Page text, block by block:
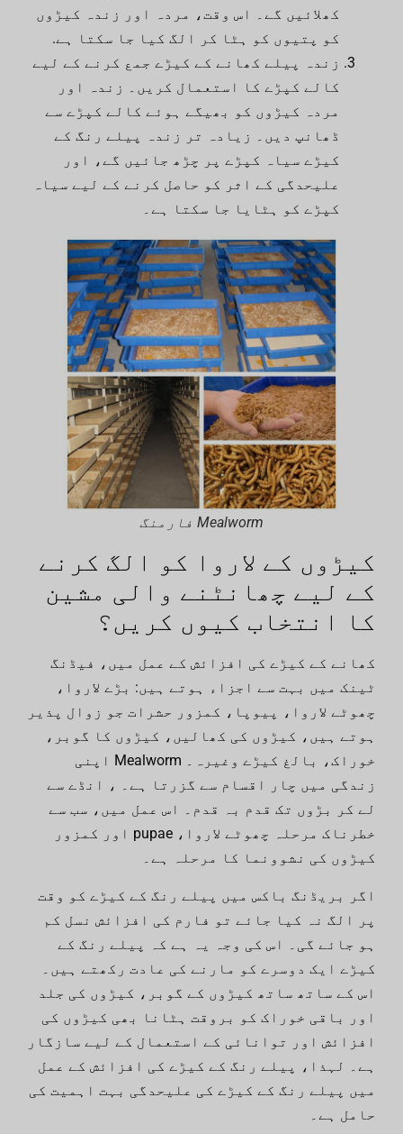
کھلائیں گے۔ اس وقت، مردہ اور زندہ کیڑوں
کو پتیوں کو ہٹا کر الگ کیا جا سکتا ہے.
زندہ پیلے کھانے کے کیڑے جمع کرنے کے لیے
کالے کپڑے کا استعمال کریں۔ زندہ اور
مردہ کیڑوں کو بھیگے ہوئے کالے کپڑے سے
ڈھانپ دیں۔ زیادہ تر زندہ پیلے رنگ کے
کیڑے سیاہ کپڑے پر چڑھ جائیں گے، اور
علیحدگی کے اثر کو حاصل کرنے کے لیے سیاہ
کپڑے کو ہٹایا جا سکتا ہے۔
Mealworm فارمنگ
کیڑوں کے لاروا کو الگ کرنے
کے لیے چھانٹنے والی مشین
کا انتخاب کیوں کریں؟
کھانے کے کیڑے کی افزائش کے عمل میں، فیڈنگ
ٹینک میں بہت سے اجزاء ہوتے ہیں: بڑے لاروا،
چھوٹے لاروا، پیوپا، کمزور حشرات جو زوال پذیر
ہوتے ہیں، کیڑوں کی کھالیں، کیڑوں کا گوبر،
خوراک، بالغ کیڑے وغیرہ۔ Mealworm اپنی
زندگی میں چار اقسام سے گزرتا ہے۔ ، انڈے سے
لے کر بڑوں تک قدم بہ قدم۔ اس عمل میں، سب سے
خطرناک مرحلہ چھوٹے لاروا، pupae اور کمزور
کیڑوں کی نشوونما کا مرحلہ ہے۔
اگر بریڈنگ باکس میں پیلے رنگ کے کیڑے کو وقت
پر الگ نہ کیا جائے تو فارم کی افزائش نسل کم
ہو جائے گی۔ اس کی وجہ یہ ہے کہ پیلے رنگ کے
کیڑے ایک دوسرے کو مارنے کی عادت رکھتے ہیں۔
اس کے ساتھ ساتھ کیڑوں کے گوبر، کیڑوں کی جلد
اور باقی خوراک کو بروقت ہٹانا بھی کیڑوں کی
افزائش اور توانائی کے استعمال کے لیے سازگار
ہے۔ لہذا، پیلے رنگ کے کیڑے کی افزائش کے عمل
میں پیلے رنگ کے کیڑے کی علیحدگی بہت اہمیت کی
حامل ہے۔